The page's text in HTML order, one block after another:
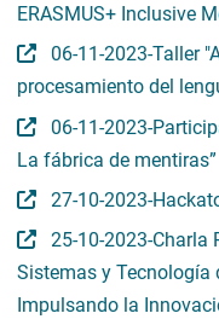
ERASMUS+ Inclusive
06-11-2023-Taller
procesamiento del
06-11-2023-
La fábrica de mentiras”
27-10-2023-
25-10-2023-Charla
Sistemas y Tecnología
Impulsando la